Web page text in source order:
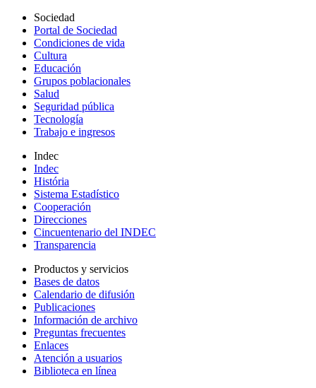
Sociedad
Portal de Sociedad
Condiciones de vida
Cultura
Educación
Grupos poblacionales
Salud
Seguridad pública
Tecnología
Trabajo e ingresos
Indec
Indec
História
Sistema Estadístico
Cooperación
Direcciones
Cincuentenario del INDEC
Transparencia
Productos y servicios
Bases de datos
Calendario de difusión
Publicaciones
Información de archivo
Preguntas frecuentes
Enlaces
Atención a usuarios
Biblioteca en línea